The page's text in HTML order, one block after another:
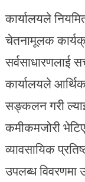
कार्यालयले
चेतनामूलक
सर्वसाधारणलाई
कार्यालयले
सङ्कलन गरी
कमीकमजोरी
व्यावसायिक
उपलब्ध